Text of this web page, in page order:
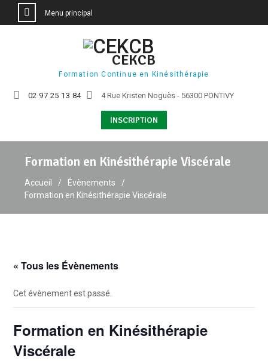
Menu principal
CEKCB
Formation Continue en Kinésithérapie
02 97 25 13 84 4 Rue Kristen Noguès - 56300 PONTIVY
INSCRIPTION
Formation en Kinésithérapie Viscérale
Accueil
Évènements
Formation en Kinésithérapie Viscérale
« Tous les Évènements
Cet évènement est passé.
Formation en Kinésithérapie
Viscérale